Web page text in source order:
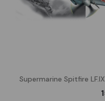
Supermarine Spitfire